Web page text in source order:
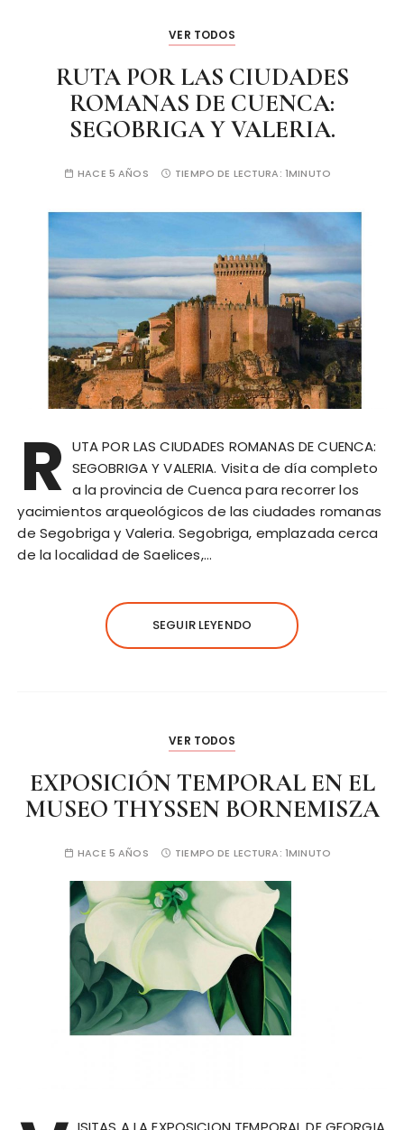
VER TODOS
RUTA POR LAS CIUDADES
ROMANAS DE CUENCA:
SEGOBRIGA Y VALERIA.
HACE 5 AÑOS TIEMPO DE LECTURA: 1MINUTO
R UTA POR LAS CIUDADES ROMANAS DE CUENCA:
SEGOBRIGA Y VALERIA. Visita de día completo
a la provincia de Cuenca para recorrer los
yacimientos arqueológicos de las ciudades romanas
de Segobriga y Valeria. Segobriga, emplazada cerca
de la localidad de Saelices,…
SEGUIR LEYENDO
VER TODOS
EXPOSICIÓN TEMPORAL EN EL
MUSEO THYSSEN BORNEMISZA
HACE 5 AÑOS TIEMPO DE LECTURA: 1MINUTO